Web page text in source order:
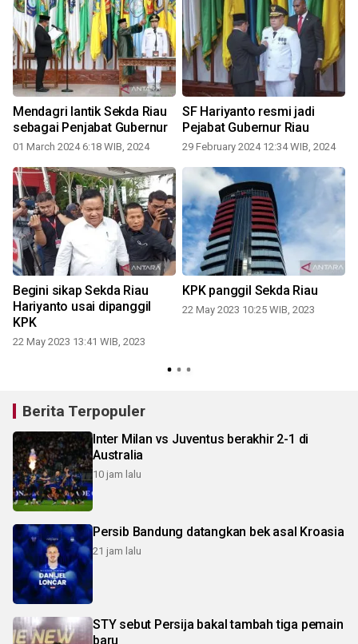
Mendagri lantik Sekda Riau
sebagai Penjabat Gubernur
01 March 2024 6:18 WIB, 2024
SF Hariyanto resmi jadi
Pejabat Gubernur Riau
29 February 2024 12:34 WIB, 2024
Begini sikap Sekda Riau
Hariyanto usai dipanggil
KPK
22 May 2023 13:41 WIB, 2023
KPK panggil Sekda Riau
22 May 2023 10:25 WIB, 2023
Berita Terpopuler
Inter Milan vs Juventus berakhir 2-1 di
Australia
10 jam lalu
Persib Bandung datangkan bek asal Kroasia
21 jam lalu
STY sebut Persija bakal tambah tiga pemain
baru